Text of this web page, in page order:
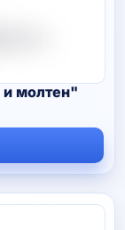
молтен"
руб.